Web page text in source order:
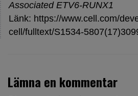
Associated ETV6-RUNX1
Länk: https://www.cell.com/
cell/fulltext/S1534-
Lämna en kommentar